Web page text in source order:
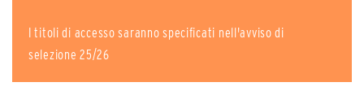
I titoli di accesso saranno specificati nell'avviso di
selezione 25/26